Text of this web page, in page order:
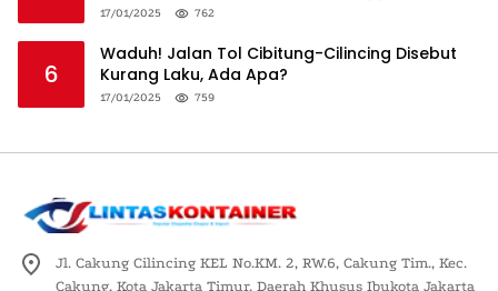
Logistik Nasional
17/01/2025 762
6
Waduh! Jalan Tol Cibitung-Cilincing Disebut
Kurang Laku, Ada Apa?
17/01/2025 759
Jl. Cakung Cilincing KEL No.KM. 2, RW.6, Cakung Tim., Kec.
Cakung, Kota Jakarta Timur, Daerah Khusus Ibukota Jakarta